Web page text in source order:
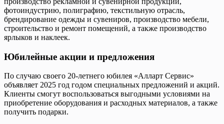
фотоиндустрию, полиграфию, текстильную отрасль,
брендирование одежды и сувениров, производство мебели,
строительство и ремонт помещений, а также производство
ярлыков и наклеек.
Юбилейные акции и предложения
По случаю своего 20-летнего юбилея «Алларт Сервис»
объявляет 2025 год годом специальных предложений и акций.
Клиенты смогут воспользоваться выгодными условиями на
приобретение оборудования и расходных материалов, а также
получить подарки.